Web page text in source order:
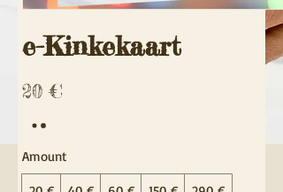
e-Kinkekaart
20 €
Amount